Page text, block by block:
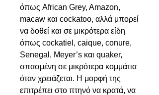
όπως African Grey, Amazon,
macaw και cockatoo, αλλά μπορεί
να δοθεί και σε μικρότερα είδη
όπως cockatiel, caique, conure,
Senegal, Meyer’s και quaker,
σπασμένη σε μικρότερα κομμάτια
όταν χρειάζεται. Η μορφή της
επιτρέπει στο πτηνό να κρατά, να